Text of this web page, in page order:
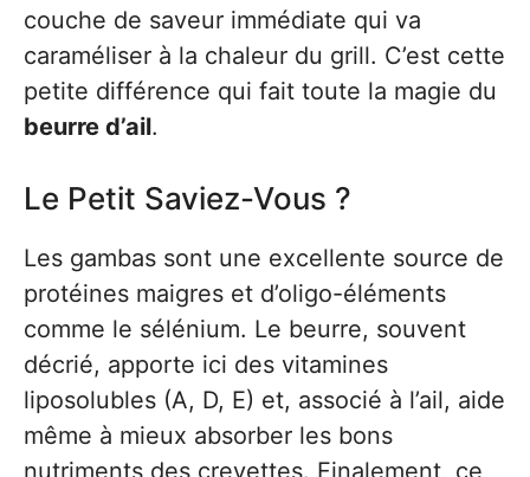
couche de saveur immédiate qui va
caraméliser à la chaleur du grill. C’est cette
petite différence qui fait toute la magie du
beurre d’ail.
Le Petit Saviez-Vous ?
Les gambas sont une excellente source de
protéines maigres et d’oligo-éléments
comme le sélénium. Le beurre, souvent
décrié, apporte ici des vitamines
liposolubles (A, D, E) et, associé à l’ail, aide
même à mieux absorber les bons
nutriments des crevettes. Finalement, ce